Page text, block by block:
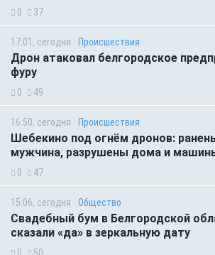
0 37
17:01, сегодня Происшествия
Дрон атаковал белгородское
фуру
0 49
16:50, сегодня Происшествия
Шебекино под огнём дронов:
мужчина, разрушены дома и
0 47
15:06, сегодня Общество
Свадебный бум в Белгородской
сказали «да» в зеркальную дату